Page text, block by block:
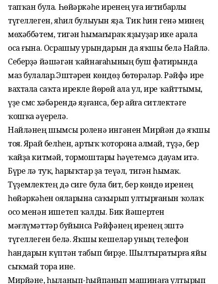
тапҡан була. Һөйәркәһе иренең уға иғтибарлы
түгеллеген, яһил булыуын яҙа. Тик һин генә минең
мөхәббәтем, тигән һымағыраҡ яҙыуҙар ике арала
оса ғына. Осрашыу урындарын да яҡшы белә Найлә.
Себерҙә йәшәгән ҡайнағаһының буш фатирында
маз булалар.Эштәрен көндөҙ бөтөрәләр. Рәйфә ире
вахтала саҡта ирекле йөрөй ала ул, ире ҡайттымы,
үҙе смс хәбәрендә яҙғанса, бер айға ситлектәге
ҡошҡа әүерелә.
Найләнең шымсы роленә ингәнен Мирйән дә яҡшы
тоя. Ярай белһен, артыҡ ҡоторона алмай, түҙә, бер
ҡайҙа китмәй, тормоштары һәүетемсә дауам итә.
Бүре лә туҡ, һарыҡтар ҙа теүәл, тигән һымаҡ.
Түҙемлектең дә сиге була бит, бер көндө иренең
һөйәркәһен ояларына саҡырып ултырғанын ҡолаҡ
осо менән ишетеп ҡалды. Бик йәшертен
мәғлүмәттәр буйынса Рәйфәнең иренең эштә
түгеллеген белә. Яҡшы кешеләр уның телефон
һандарын күптән табып бирҙе. Шылтыратырға яйы
сыҡмай тора ине.
Мирйәне, һыланып-һыйпанып машинаға ултырып